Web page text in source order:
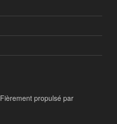
Fièrement propulsé par